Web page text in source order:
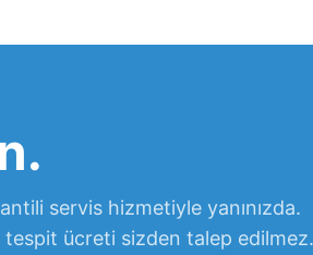
servis hizmetiyle yanınızda.
tespit ücreti sizden talep edilmez.